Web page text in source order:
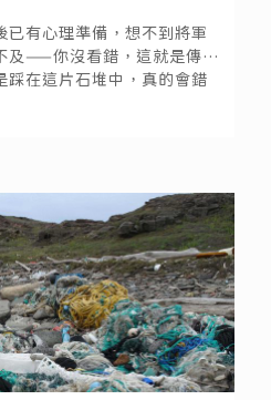
已有心理準備，想不到將軍
及——你沒看錯，這就是傳說
踩在這片石堆中，真的會錯
這裡完全被寶特瓶塞滿，
已。